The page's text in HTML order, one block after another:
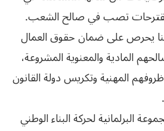
مقترحات تصب في صالح الشعب.
يحرص على ضمان حقوق العمال
المادية والمعنوية المشروعة،
المهنية وتكريس دولة القانون
البرلمانية لحركة البناء الوطني